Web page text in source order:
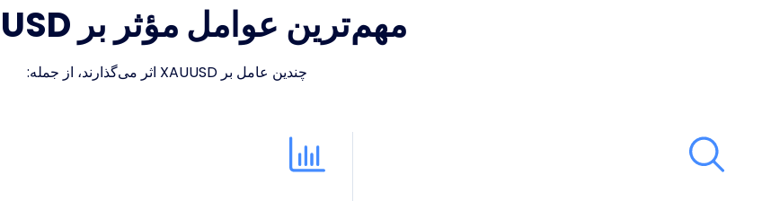
مهم‌ترین عوامل مؤثر بر XAUUSD
چندین عامل بر XAUUSD اثر می‌گذارند، از جمله: